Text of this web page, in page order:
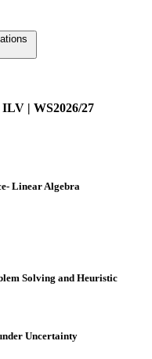
| WS2026/27
Linear Algebra
Solving and Heuristic
Uncertainty